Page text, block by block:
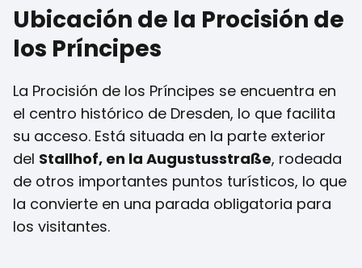
Ubicación de la Procisión de
los Príncipes
La Procisión de los Príncipes se encuentra en
el centro histórico de Dresden, lo que facilita
su acceso. Está situada en la parte exterior
del Stallhof, en la Augustusstraße, rodeada
de otros importantes puntos turísticos, lo que
la convierte en una parada obligatoria para
los visitantes.